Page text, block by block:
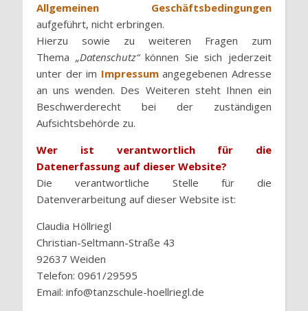
Allgemeinen Geschäftsbedingungen
aufgeführt, nicht erbringen.
Hierzu sowie zu weiteren Fragen zum
Thema „Datenschutz“können Sie sich jederzeit
unter der im Impressumangegebenen Adresse
an uns wenden. Des Weiteren steht Ihnen ein
Beschwerderecht bei der zuständigen
Aufsichtsbehörde zu.
Wer ist verantwortlich für die
Datenerfassung auf dieser Website?
Die verantwortliche Stelle für die
Datenverarbeitung auf dieser Website ist:
Claudia Höllriegl
Christian-Seltmann-Straße 43
92637 Weiden
Telefon: 0961/29595
Email: info@tanzschule-hoellriegl.de